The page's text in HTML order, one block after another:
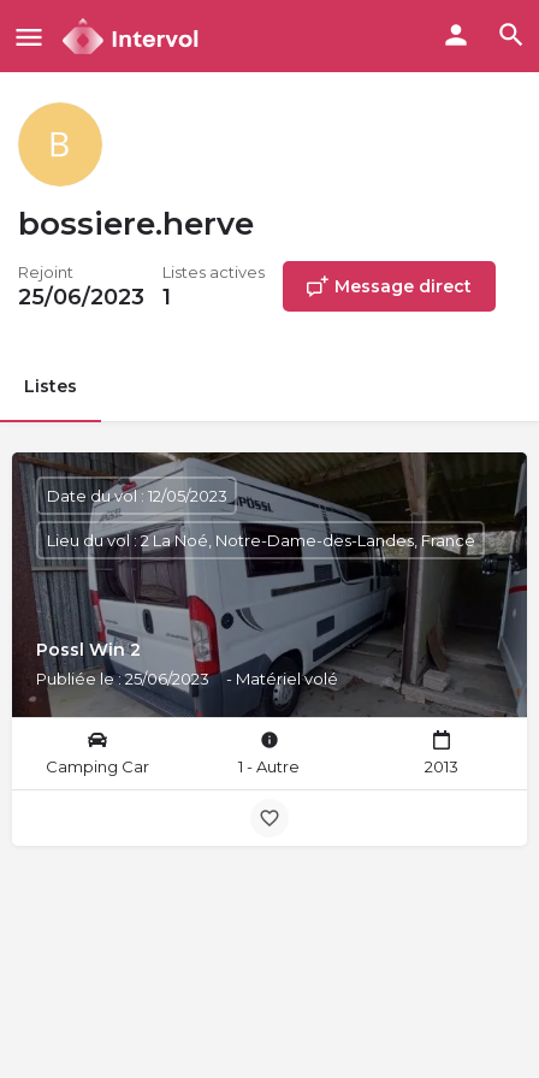
bossiere.herve
Rejoint
25/06/2023
Listes actives
1 Message direct
Listes
Possl Win 2
Publiée le : 25/06/2023 - Matériel volé
Date du vol : 12/05/2023
Lieu du vol : 2 La Noé, Notre-Dame-des-Landes, France
Camping Car 1 - Autre 2013